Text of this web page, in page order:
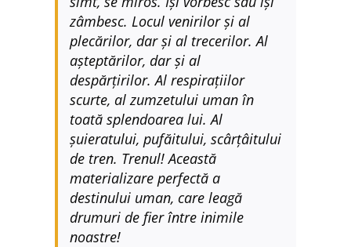
zâmbesc. Locul venirilor și al
plecărilor, dar și al trecerilor. Al
așteptărilor, dar și al
despărțirilor. Al respirațiilor
scurte, al zumzetului uman în
toată splendoarea lui. Al
șuieratului, pufăitului, scârțâitului
de tren. Trenul! Această
materializare perfectă a
destinului uman, care leagă
drumuri de fier între inimile
noastre!